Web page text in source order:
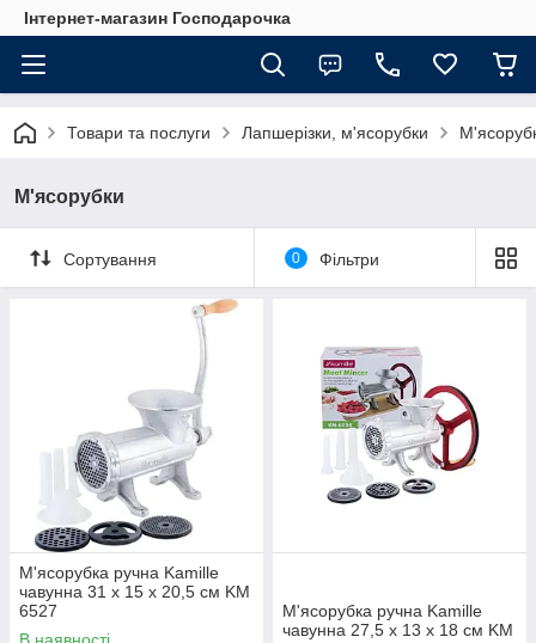
Інтернет-магазин Господарочка
Товари та послуги Лапшерізки, м'ясорубки
М'ясорубки
Сортування 0 Фільтри
М'ясорубка ручна Kamille
чавунна 31 х 15 х 20,5 см KM
6527
М'ясорубка ручна Kamille
чавунна 27,5 х 13 х 18 см KM